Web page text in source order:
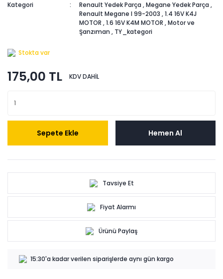
Kategori
Renault Yedek Parça ,Megane Yedek Parça ,
Renault Megane I 99-2003 ,1.4 16V K4J
MOTOR ,1.6 16V K4M MOTOR ,Motor ve
Şanzıman , TY_kategori
Stokta var
175,00 TL KDV DAHİL
Sepete Ekle Hemen Al
Tavsiye Et
Fiyat Alarmı
Ürünü Paylaş
15:30'a kadar verilen siparişlerde aynı gün kargo